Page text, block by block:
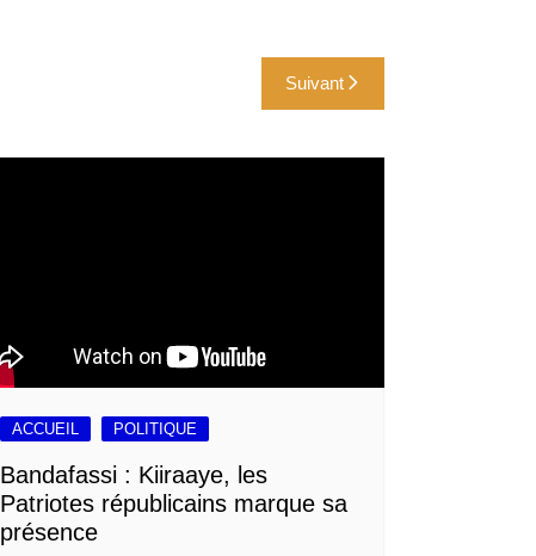
Suivant
ACCUEIL POLITIQUE
Bandafassi : Kiiraaye, les
Patriotes républicains marque sa
présence